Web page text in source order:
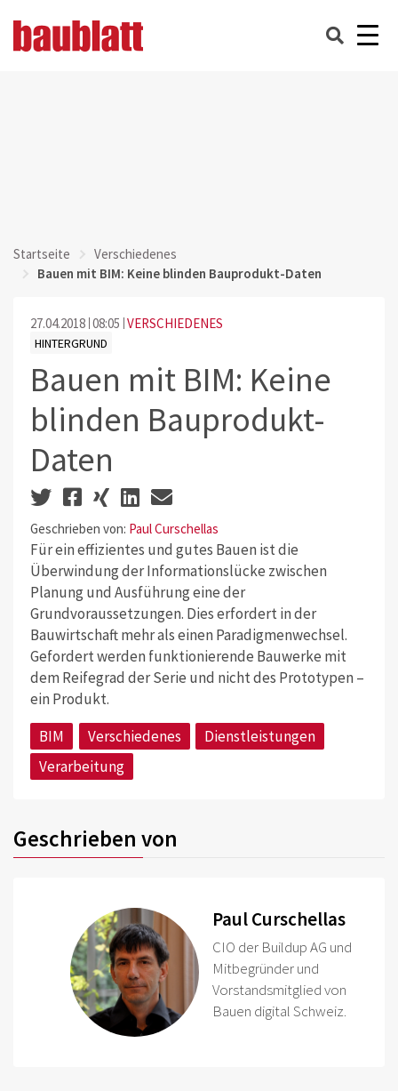
Startseite
Verschiedenes
Bauen mit BIM: Keine blinden Bauprodukt-Daten
27.04.2018 08:05 VERSCHIEDENES
HINTERGRUND
Bauen mit BIM: Keine
blinden Bauprodukt-
Daten
Geschrieben von: Paul Curschellas
Für ein effizientes und gutes Bauen ist die
Überwindung der Informationslücke zwischen
Planung und Ausführung eine der
Grundvoraussetzungen. Dies erfordert in der
Bauwirtschaft mehr als einen Paradigmenwechsel.
Gefordert werden funktionierende Bauwerke mit
dem Reifegrad der Serie und nicht des Prototypen –
ein Produkt.
BIM
Verschiedenes
Dienstleistungen
Verarbeitung
Geschrieben von
Paul Curschellas
CIO der Buildup AG und
Mitbegründer und
Vorstandsmitglied von
Bauen digital Schweiz.